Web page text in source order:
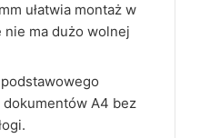
ułatwia montaż w
nie ma dużo wolnej
A4 bez